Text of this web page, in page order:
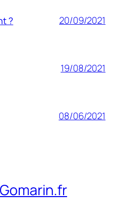
? 20/09/2021
19/08/2021
08/06/2021